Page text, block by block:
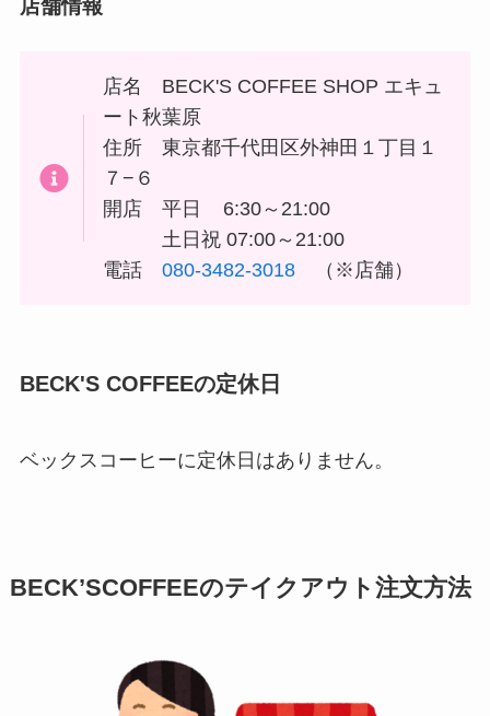
店舗情報
店名 BECK'S COFFEE SHOP エキュ
ート秋葉原
住所東京都千代田区外神田１丁目１
７−６
開店 平日 6:30～21:00
土日祝 07:00～21:00
電話080-3482-3018 （※店舗）
BECK'S COFFEEの定休日
ベックスコーヒーに定休日はありません。
BECK’SCOFFEEのテイクアウト注文方法